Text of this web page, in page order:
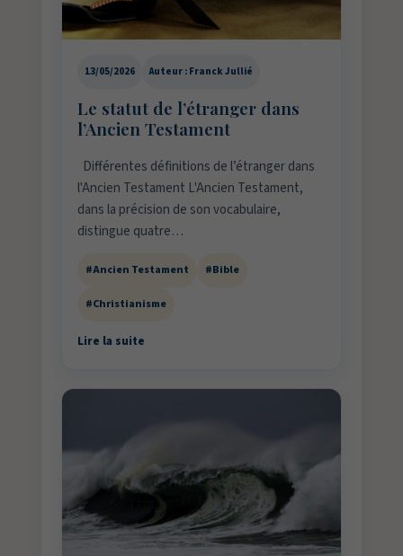
13/05/2026 Auteur : Franck Jullié
Le statut de l’étranger dans
l’Ancien Testament
Différentes définitions de l’étranger dans
l'Ancien Testament L'Ancien Testament,
dans la précision de son vocabulaire,
distingue quatre…
#Ancien Testament #Bible
#Christianisme
Lire la suite